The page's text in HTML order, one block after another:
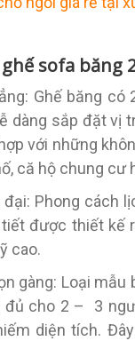
sofa băng
Ghế băng có
dàng sắp đặt vị
với những
că hộ chung cư
Phong cách
được thiết kế
cao.
gàng: Loại mẫu
cho 2 – 3
diện tích.